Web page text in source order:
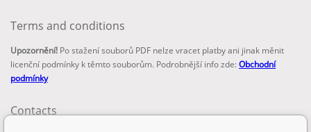
Terms and conditions
Upozornění! Po stažení souborů PDF nelze vracet platby ani jinak měnit
licenční podmínky k těmto souborům. Podrobnější info zde:Obchodní
podmínky
Contacts